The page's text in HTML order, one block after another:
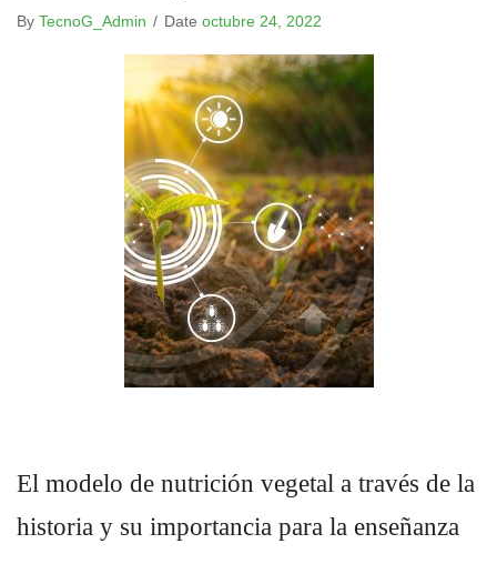
By TecnoG_Admin / Date octubre 24, 2022
El modelo de nutrición vegetal a través de la
historia y su importancia para la enseñanza